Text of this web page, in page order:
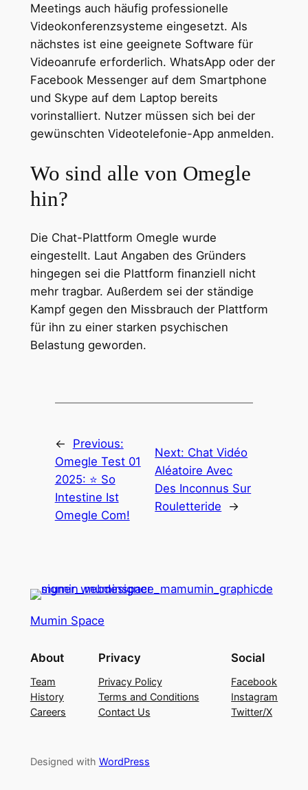
Meetings auch häufig professionelle
Videokonferenzsysteme eingesetzt. Als
nächstes ist eine geeignete Software für
Videoanrufe erforderlich. WhatsApp oder der
Facebook Messenger auf dem Smartphone
und Skype auf dem Laptop bereits
vorinstalliert. Nutzer müssen sich bei der
gewünschten Videotelefonie-App anmelden.
Wo sind alle von Omegle
hin?
Die Chat-Plattform Omegle wurde
eingestellt. Laut Angaben des Gründers
hingegen sei die Plattform finanziell nicht
mehr tragbar. Außerdem sei der ständige
Kampf gegen den Missbrauch der Plattform
für ihn zu einer starken psychischen
Belastung geworden.
←
Previous:
Omegle Test 01
2025: ⭐️ So
Intestine Ist
Omegle Com!
Next: Chat Vidéo
Aléatoire Avec
Des Inconnus Sur
Rouletteride
→
Mumin Space
About
Team
History
Careers
Privacy
Privacy Policy
Terms and Conditions
Contact Us
Social
Facebook
Instagram
Twitter/X
Designed with WordPress